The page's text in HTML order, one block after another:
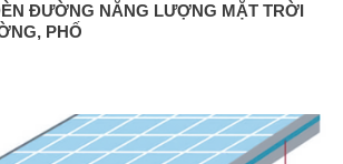
ĐƯỜNG NĂNG LƯỢNG MẶT TRỜI
PHỐ